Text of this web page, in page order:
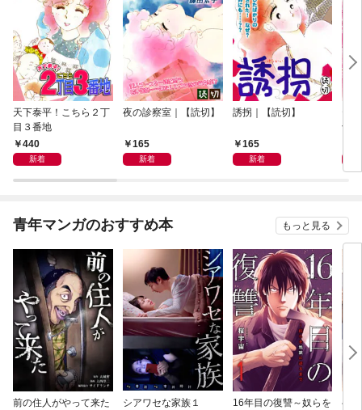
天下泰平！こちら２丁
目３番地
440
新着
夜の診察室｜【読切】
165
新着
誘拐｜【読切】
165
新着
切】
青年マンガのおすすめ本 もっと見る
前の住人がやって来た
シアワセな家族１
16年目の復讐～奴らを
ベ